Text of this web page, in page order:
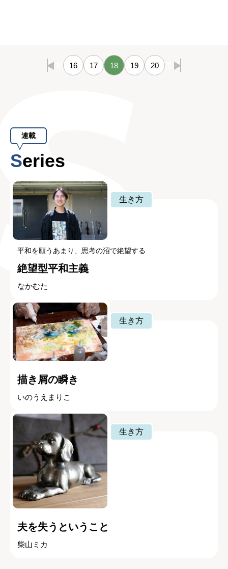
最初 16 17 18 19 20 最後
連載
Series
生き方
平和を願うあまり、思考の沼で絶望する
絶望型平和主義
なかむた
生き方
描き屑の瞬き
いのうえまりこ
生き方
夫を失うということ
柴山ミカ